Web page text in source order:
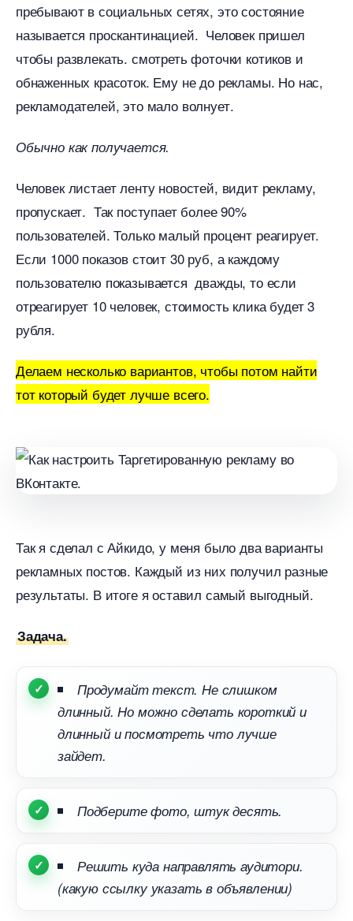
пребывают в социальных сетях, это состояние
называется проскантинацией. Человек пришел
чтобы развлекать. смотреть фоточки котиков и
обнаженных красоток. Ему не до рекламы. Но нас,
рекламодателей, это мало волнует.
Обычно как получается.
Человек листает ленту новостей, видит рекламу,
пропускает. Так поступает более 90%
пользователей. Только малый процент реагирует.
Если 1000 показов стоит 30 руб, а каждому
пользователю показывается дважды, то если
отреагирует 10 человек, стоимость клика будет 3
рубля.
Делаем несколько вариантов, чтобы потом найти
тот который будет лучше всего.
Так я сделал с Айкидо, у меня было два варианты
рекламных постов. Каждый из них получил разные
результаты. В итоге я оставил самый выгодный.
Задача.
Продумайт текст. Не слишком
длинный. Но можно сделать короткий и
длинный и посмотреть что лучше
зайдет.
Подберите фото, штук десять.
Решить куда направлять аудитори.
(какую ссылку указать в объявлении)